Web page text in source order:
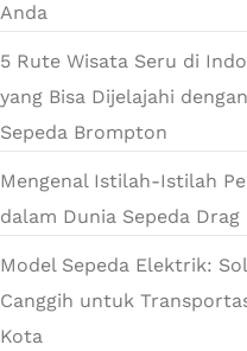
Anda
5 Rute Wisata Seru di
yang Bisa Dijelajahi dengan
Sepeda Brompton
Mengenal Istilah-Istilah
dalam Dunia Sepeda Drag
Model Sepeda Elektrik:
Canggih untuk
Kota